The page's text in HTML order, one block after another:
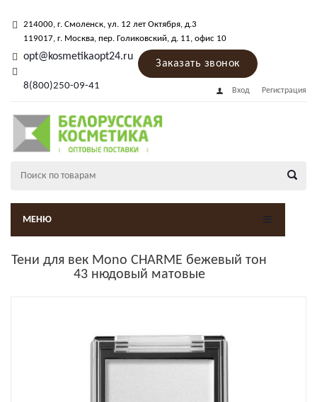
214000, г. Смоленск, ул. 12 лет Октября, д.3
119017, г. Москва, пер. Голиковский, д. 11, офис 10
opt@kosmetikaopt24.ru
8(800)250-09-41
Заказать звонок
Вход Регистрация
МЕНЮ
Тени для век Mono CHARME бежевый тон
43 нюдовый матовые